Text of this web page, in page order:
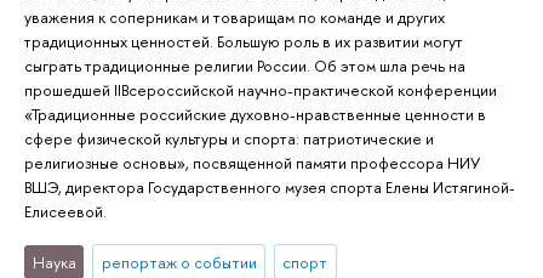
уважения к соперникам и товарищам по команде и других
традиционных ценностей. Большую роль в их развитии могут
сыграть традиционные религии России. Об этом шла речь на
прошедшей IIВсероссийской научно-практической конференции
«Традиционные российские духовно-нравственные ценности в
сфере физической культуры и спорта: патриотические и
религиозные основы», посвященной памяти профессора НИУ
ВШЭ, директора Государственного музея спорта Елены Истягиной-
Елисеевой.
Наука репортаж о событии спорт